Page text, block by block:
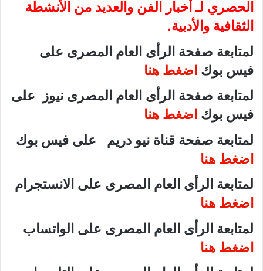
الحصري لـ أخبار الفن والعديد من الأنشطة
الثقافية والأدبية.
لمتابعة صفحة الرأى العام المصرى على
فيس بوك اضغط هنا
لمتابعة صفحة الرأى العام المصرى نيوز على
فيس بوك اضغط هنا
لمتابعة صفحة قناة نيو دريم على فيس بوك
اضغط هنا
لمتابعة الرأى العام المصرى على الانستجرام
اضغط هنا
لمتابعة الرأى العام المصرى على الواتساب
اضغط هنا